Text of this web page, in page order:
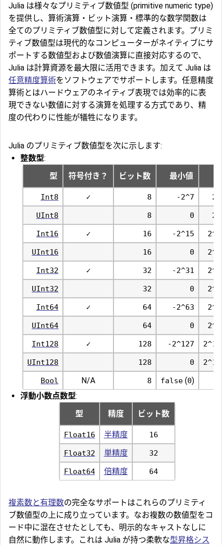
Julia は様々なプリミティブ数値型 (primitive numeric type)
を提供し、算術演算・ビット演算・標準的な数学関数は
全てのプリミティブ数値型に対して定義されます。プリミ
ティブ数値型は現代的なコンピューターがネイティブにサ
ポートする数値型および数値演算に直接対応するので、
Julia は計算資源を最大限に活用できます。加えて Julia は
任意精度算術をソフトウェアでサポートします。任意精度
算術とはハードウェアのネイティブ表現では効率的に表
現できない数値に対する演算を処理する方式であり、精
度の代わりに性能が犠牲になります。
Julia のプリミティブ数値型を次に示します:
整数型:
型
符号付き？ ビット数 最小値
Int8 ✓ 8 -2^7
UInt8 8 0
Int16 ✓ 16 -2^15
UInt16 16 0
Int32 ✓ 32 -2^31
UInt32 32 0
Int64 ✓ 64 -2^63
UInt64 64 0
Int128 ✓ 128 -2^127
UInt128 128 0
Bool N/A 8 false (0)
浮動小数点数型:
型
精度 ビット数
Float16 半精度 16
Float32 単精度 32
Float64 倍精度 64
複素数と有理数の完全なサポートはこれらのプリミティ
ブ数値型の上に成り立っています。なお複数の数値型をコ
ード中に混在させたとしても、明示的なキャストなしに
自然に動作します。これは Julia が持つ柔軟な型昇格シス